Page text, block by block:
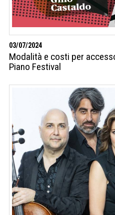
03/07/2024
Modalità e costi per
Piano Festival